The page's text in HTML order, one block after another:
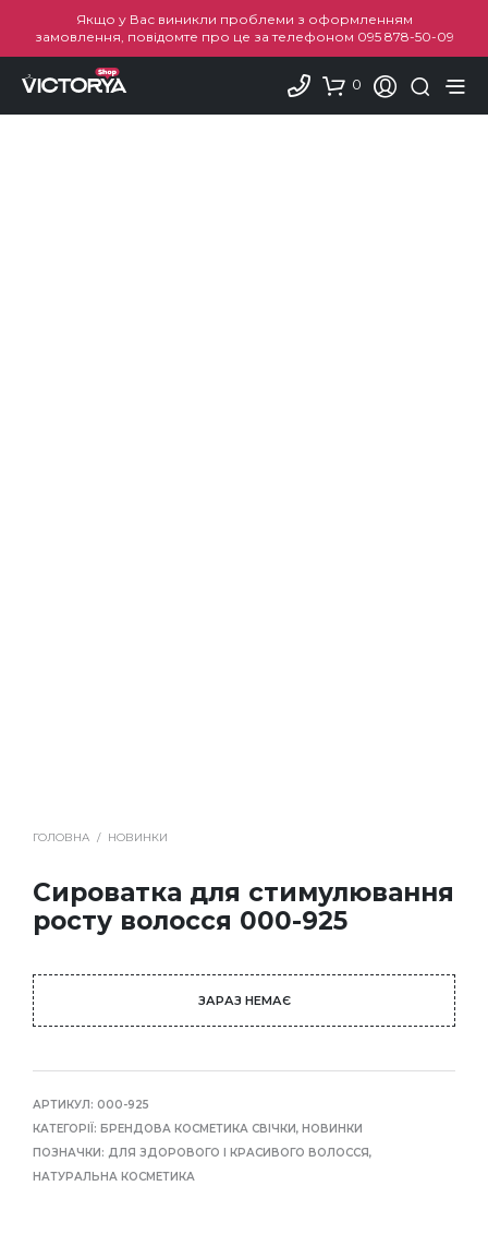
Якщо у Вас виникли проблеми з оформленням
замовлення, повідомте про це за телефоном 095 878-50-09
0
ГОЛОВНА / НОВИНКИ
Сироватка для стимулювання
росту волосся 000-925
ЗАРАЗ НЕМАЄ
АРТИКУЛ: 000-925
КАТЕГОРІЇ: БРЕНДОВА КОСМЕТИКА СВІЧКИ, НОВИНКИ
ПОЗНАЧКИ: ДЛЯ ЗДОРОВОГО І КРАСИВОГО ВОЛОССЯ,
НАТУРАЛЬНА КОСМЕТИКА